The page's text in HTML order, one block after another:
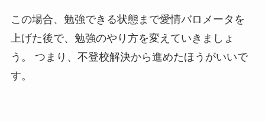
この場合、勉強できる状態まで愛情バロメータを
上げた後で、勉強のやり方を変えていきましょ
う。 つまり、不登校解決から進めたほうがいいで
す。